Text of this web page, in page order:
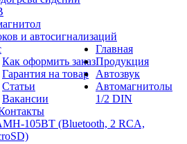
и автосигнализаций
Как оформить заказ
Гарантия на товар
Статьи
Вакансии
Главная
Продукция
Автозвук
Автомагнитолы
1/2 DIN